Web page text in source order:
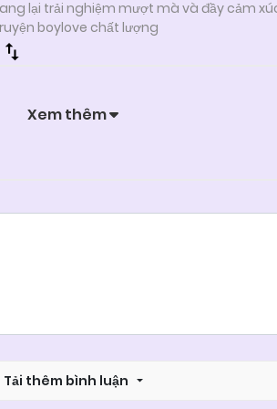
lại trải nghiệm mượt mà và đầy cảm
boylove chất lượng
Xem thêm
Tải thêm bình luận